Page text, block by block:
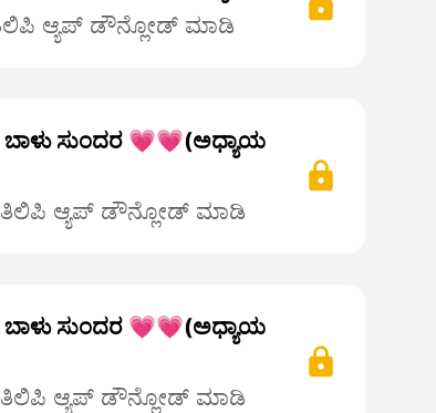
ಆ್ಯಪ್ ಡೌನ್ಲೋಡ್ ಮಾಡಿ
ಸುಂದರ 💗💗(ಅಧ್ಯಾಯ
ಆ್ಯಪ್ ಡೌನ್ಲೋಡ್ ಮಾಡಿ
ಸುಂದರ 💗💗(ಅಧ್ಯಾಯ
ಆ್ಯಪ್ ಡೌನ್ಲೋಡ್ ಮಾಡಿ